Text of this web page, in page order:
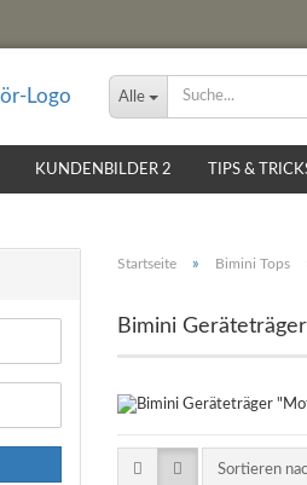
Alle
KUNDENBILDER 2 TIPS &
Startseite » Bimini Tops
Bimini
Sortieren
Sortieren